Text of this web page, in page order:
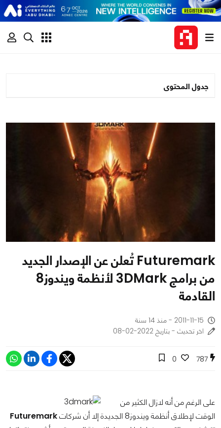
جدول المحتوى
Futuremark تُعلن عن الإصدار الجديد
من برامج 3DMark لأنظمة ويندوز8
القادمة
2011-11-15 - منذ 14 سنة
اخر تحديث - بتاريخ 2022-02-08
787
0
على الرغم من أنه لازال الكثير من
الوقت لإطلاق أنظمة ويندوز8 الجديدة إلا أن شركات
Futuremark